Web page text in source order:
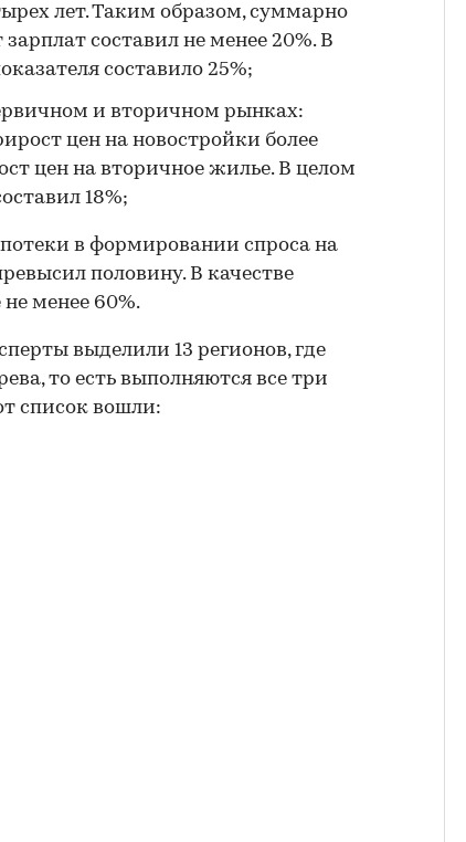
лет. Таким образом, суммарно
составил не менее 20%. В
составило 25%;
и вторичном рынках:
цен на новостройки более
цен на вторичное жилье. В целом
18%;
в формировании спроса на
половину. В качестве
менее 60%.
выделили 13 регионов, где
то есть выполняются все три
список вошли: